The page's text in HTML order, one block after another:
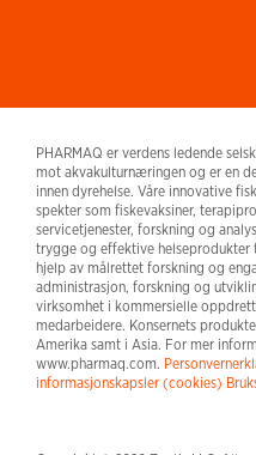
PHARMAQ er verdens ledende
mot akvakulturnæringen og er en
innen dyrehelse. Våre innovative
spekter som fiskevaksiner,
servicetjenester, forskning og
trygge og effektive
hjelp av målrettet forskning og
administrasjon, forskning og
virksomhet i kommersielle
medarbeidere. Konsernets
Amerika samt i Asia. For mer
www.pharmaq.com.
informasjonskapsler (cookies)